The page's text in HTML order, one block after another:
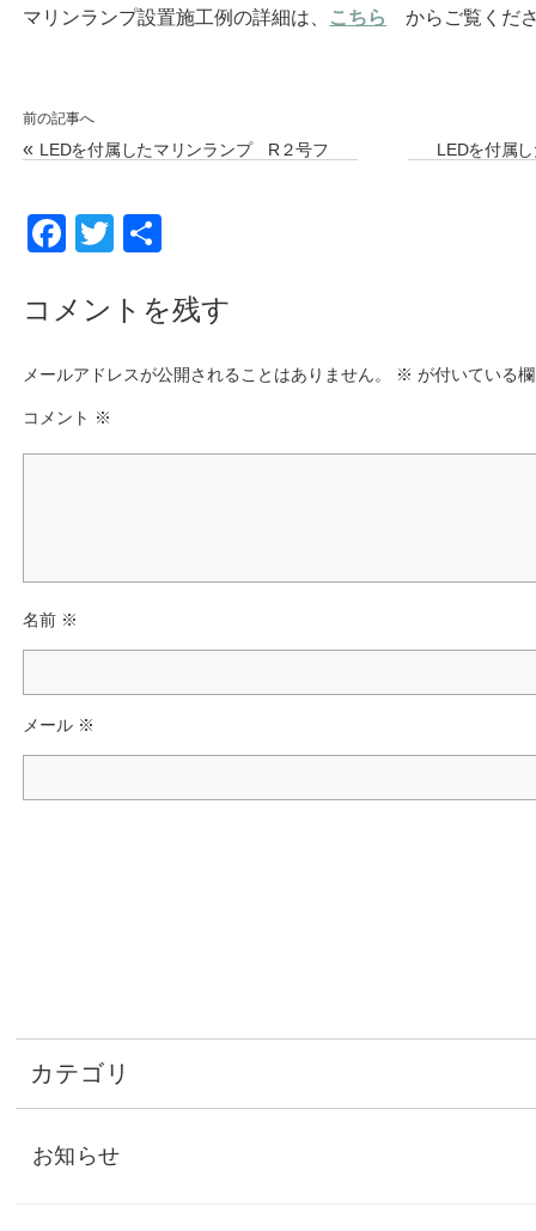
マリンランプ設置施工例の詳細は、 こちら からご覧くだ
前の記事へ
« LEDを付属したマリンランプ R２号フ
LEDを付属
F
c
b
o
o
T
tt
コメントを残す
メールアドレスが公開されることはありません。 ※ が付いている
コメント ※
名前 ※
メール ※
カテゴリ
お知らせ